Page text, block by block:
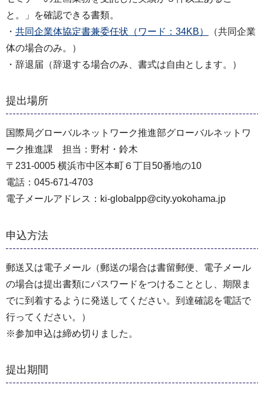
と。」を確認できる書類。
・ 共同企業体協定書兼委任状（ワード：34KB）
（共同企業
体の場合のみ。）
・辞退届（辞退する場合のみ、書式は自由とします。）
提出場所
国際局グローバルネットワーク推進部グローバルネットワ
ーク推進課 担当：野村・鈴木
〒231-0005 横浜市中区本町６丁目50番地の10
電話：045-671-4703
電子メールアドレス：ki-globalpp@city.yokohama.jp
申込方法
郵送又は電子メール（郵送の場合は書留郵便、電子メール
の場合は提出書類にパスワードをつけることとし、期限ま
でに到着するように発送してください。到達確認を電話で
行ってください。）
※参加申込は締め切りました。
提出期間